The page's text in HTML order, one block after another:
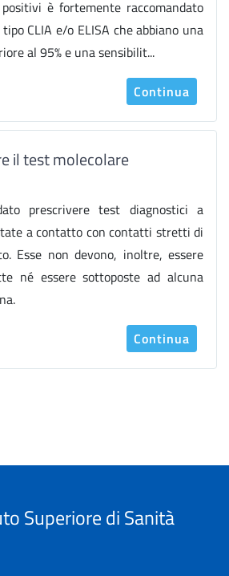
è fortemente raccomandato
CLIA e/o ELISA che abbiano una
al 95% e una sensibilit...
Continua
il test molecolare
prescrivere test diagnostici a
a contatto con contatti stretti di
Esse non devono, inoltre, essere
né essere sottoposte ad alcuna
Continua
Superiore di Sanità